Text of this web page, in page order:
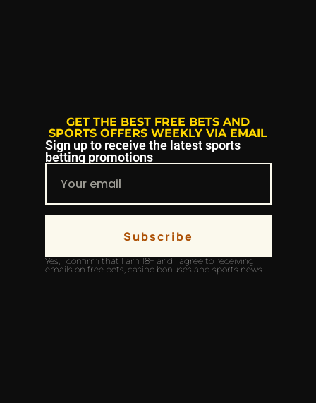
GET THE BEST FREE BETS AND
SPORTS OFFERS WEEKLY VIA EMAIL
Sign up to receive the latest sports
betting promotions
Subscribe
Yes, I confirm that I am 18+ and I agree to receiving
emails on free bets, casino bonuses and sports news.